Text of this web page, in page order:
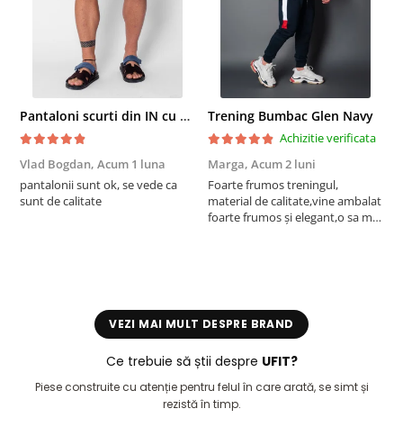
Pantaloni scurti din IN cu nasture si snur Navy
Vlad Bogdan, Acum 1 luna
pantalonii sunt ok, se vede ca
sunt de calitate
Trening Bumbac Glen Navy
Achizitie verificata
Marga, Acum 2 luni
Foarte frumos treningul,
material de calitate,vine ambalat
foarte frumos și elegant,o sa mai
VEZI MAI MULT DESPRE BRAND
Ce trebuie să știi despre UFIT?
Piese construite cu atenție pentru felul în care arată, se simt și
rezistă în timp.